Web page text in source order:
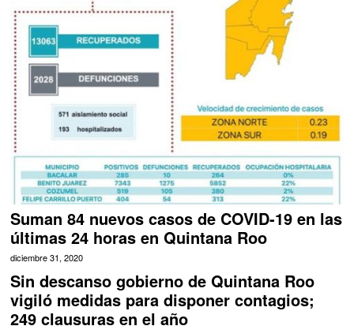
Suman 84 nuevos casos de COVID-19 en las
últimas 24 horas en Quintana Roo
diciembre 31, 2020
Sin descanso gobierno de Quintana Roo
vigiló medidas para disponer contagios;
249 clausuras en el año